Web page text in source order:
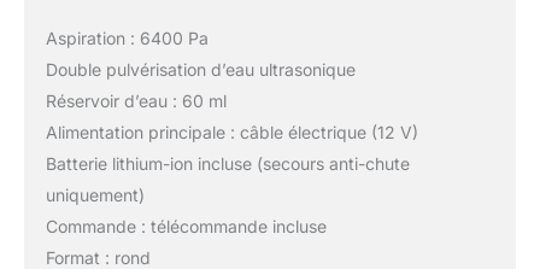
Aspiration : 6400 Pa
Double pulvérisation d’eau ultrasonique
Réservoir d’eau : 60 ml
Alimentation principale : câble électrique (12 V)
Batterie lithium-ion incluse (secours anti-chute
uniquement)
Commande : télécommande incluse
Format : rond